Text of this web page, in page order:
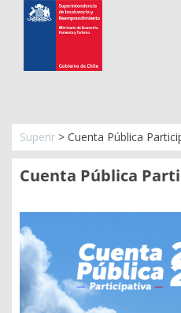
Superir > Cuenta Pública
Cuenta Pública